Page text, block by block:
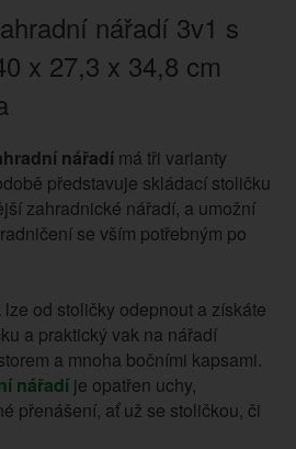
nářadí 3v1 s
x 27,3 x 34,8 cm
nářadímá tři varianty
představuje skládací stoličku
zahradnické nářadí, a umožní
se vším potřebným po
od stoličky odepnout a získáte
a praktický vak na nářadí
a mnoha bočními kapsami.
nářadíje opatřen uchy,
přenášení, ať už se stoličkou, či